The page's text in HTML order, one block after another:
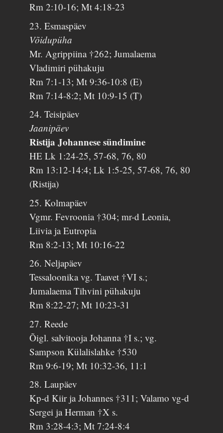
Rm 2:10-16; Mt 4:18-23
23. Esmaspäev
Võidupüha
Mr. Agrippiina †262; Jumalaema
Vladimiri pühakuju
Rm 7:1-13; Mt 9:36-10:8 (E)
Rm 7:14-8:2; Mt 10:9-15 (T)
24. Teisipäev
Jaanipäev
Ristija Johannese sündimine
HE Lk 1:24-25, 57-68, 76, 80
Rm 13:12-14:4; Lk 1:5-25, 57-68, 76, 80
(Ristija)
25. Kolmapäev
Vgmr. Fevroonia †304; mr-d Leonia,
Liivia ja Eutropia
Rm 8:2-13; Mt 10:16-22
26. Neljapäev
Tessaloonika vg. Taavet †VI s.;
Jumalaema Tihvini pühakuju
Rm 8:22-27; Mt 10:23-31
27. Reede
Õigl. salvitooja Johanna †I s.; vg.
Sampson Külalislahke †530
Rm 9:6-19; Mt 10:32-36, 11:1
28. Laupäev
Kp-d Kiir ja Johannes †311; Valamo vg-d
Sergei ja Herman †X s.
Rm 3:28-4:3; Mt 7:24-8:4